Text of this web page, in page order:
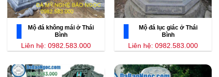
Mộ đá không mái ở Thái
Bình
Liên hệ: 0982.583.000
Mộ đá lục giác ở Thái
Bình
Liên hệ: 0982.583.000